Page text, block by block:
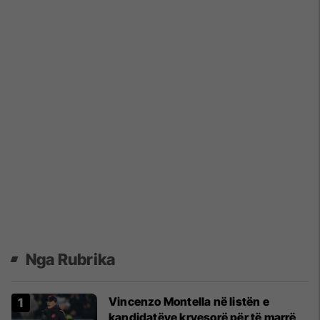
Nga Rubrika
Vincenzo Montella në listën e